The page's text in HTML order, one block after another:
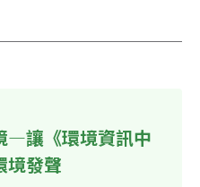
—讓《環境資訊中
境發聲